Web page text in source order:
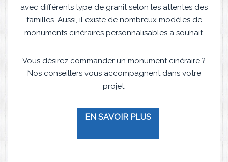
avec différents type de granit selon les attentes des
familles. Aussi, il existe de nombreux modèles de
monuments cinéraires personnalisables à souhait.
Vous désirez commander un monument cinéraire ?
Nos conseillers vous accompagnent dans votre
projet.
EN SAVOIR PLUS